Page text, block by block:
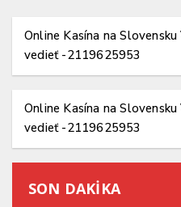
Online Kasína na
vedieť -2119625953
Online Kasína na
vedieť -2119625953
SON DAKİKA